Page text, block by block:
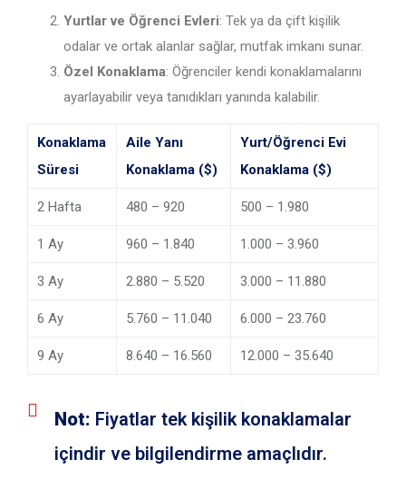
Yurtlar ve Öğrenci Evleri: Tek ya da çift kişilik
odalar ve ortak alanlar sağlar, mutfak imkanı sunar.
Özel Konaklama: Öğrenciler kendi konaklamalarını
ayarlayabilir veya tanıdıkları yanında kalabilir.
Konaklama
Süresi
Aile Yanı
Konaklama ($)
Yurt/Öğrenci Evi
Konaklama ($)
2 Hafta 480 – 920 500 – 1.980
1 Ay 960 – 1.840 1.000 – 3.960
3 Ay 2.880 – 5.520 3.000 – 11.880
6 Ay 5.760 – 11.040 6.000 – 23.760
9 Ay 8.640 – 16.560 12.000 – 35.640
Not: Fiyatlar tek kişilik konaklamalar
içindir ve bilgilendirme amaçlıdır.